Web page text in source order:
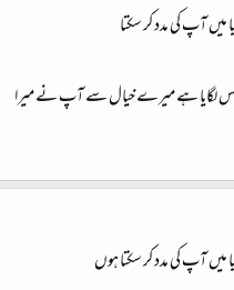
آپ کی مدد کر سکتا
مس لگایا ہے میرے خیال سے آپ نے میرا
آپ کی مدد کر سکتا ہوں